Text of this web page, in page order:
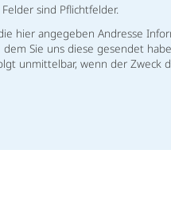
sind Pflichtfelder.
hier angegeben Andresse
Sie uns diese gesendet
unmittelbar, wenn der